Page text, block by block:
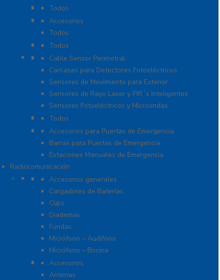
Videoverificación
Todos
Generadores de Niebla
Accesorios
Todos
Teclados
Todos
Protección Perimetral
Cable Sensor Perimetral
Carcasas para Detectores Fotoeléctricos
Sensores de Movimiento para Exterior
Sensores de Rayo Laser y PIR´s Inteligentes
Sensores Fotoeléctricos y Microondas
Señalamientos
Todos
Sistemas de Emergencia
Accesorios para Puertas de Emergencia
Barras para Puertas de Emergencia
Estaciones Manuales de Emergencia
Radiocomunicación
Accesorios para Hytera (HYT)
Accesorios generales
Cargadores de Baterías
Clips
Diademas
Fundas
Micrófono – Audífono
Micrófono – Bocina
Accesorios para ICOM
Accesorios
Antenas